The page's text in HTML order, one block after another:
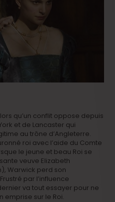
qu’un conflit oppose depuis
et de Lancaster qui
au trône d’Angleterre.
roi avec l’aide du Comte
le jeune et beau Roi se
veuve Elizabeth
Warwick perd son
par l’influence
va tout essayer pour ne
sur le Roi.